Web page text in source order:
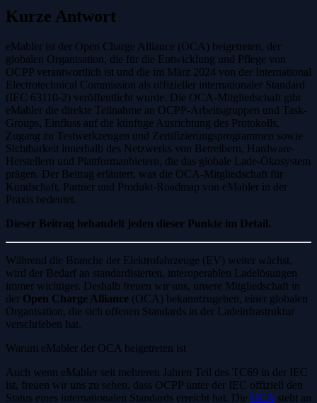
Kurze Antwort
eMabler ist der Open Charge Alliance (OCA) beigetreten, der
globalen Organisation, die für die Entwicklung und Pflege von
OCPP verantwortlich ist und die im März 2024 von der International
Electrotechnical Commission als offizieller internationaler Standard
(IEC 63110-2) veröffentlicht wurde. Die OCA-Mitgliedschaft gibt
eMabler die direkte Teilnahme an OCPP-Arbeitsgruppen und Task-
Groups, Einfluss auf die künftige Ausrichtung des Protokolls,
Zugang zu Testwerkzeugen und Zertifizierungsprogrammen sowie
Sichtbarkeit innerhalb des Netzwerks von Betreibern, Hardware-
Herstellern und Plattformanbietern, die das globale Lade-Ökosystem
prägen. Der Beitrag erläutert, was die OCA-Mitgliedschaft für
Kundschaft, Partner und Produkt-Roadmap von eMabler in der
Praxis bedeutet.
Dieser Beitrag behandelt jeden dieser Punkte im Detail.
Während die Branche der Elektrofahrzeuge (EV) weiter wächst,
wird der Bedarf an standardisierten, interoperablen Ladelösungen
immer wichtiger. Deshalb freuen wir uns, unsere Mitgliedschaft in
der Open Charge Alliance (OCA) bekanntzugeben, einer globalen
Organisation, die sich offenen Standards in der Ladeinfrastruktur
verschrieben hat.
Warum eMabler der OCA beigetreten ist
Auch wenn eMabler seit mehreren Jahren Teil des TC69 in der IEC
ist, freuen wir uns zu sehen, dass OCPP unter der IEC offiziell den
Status eines internationalen Standards erreicht hat. Die OCA steht an